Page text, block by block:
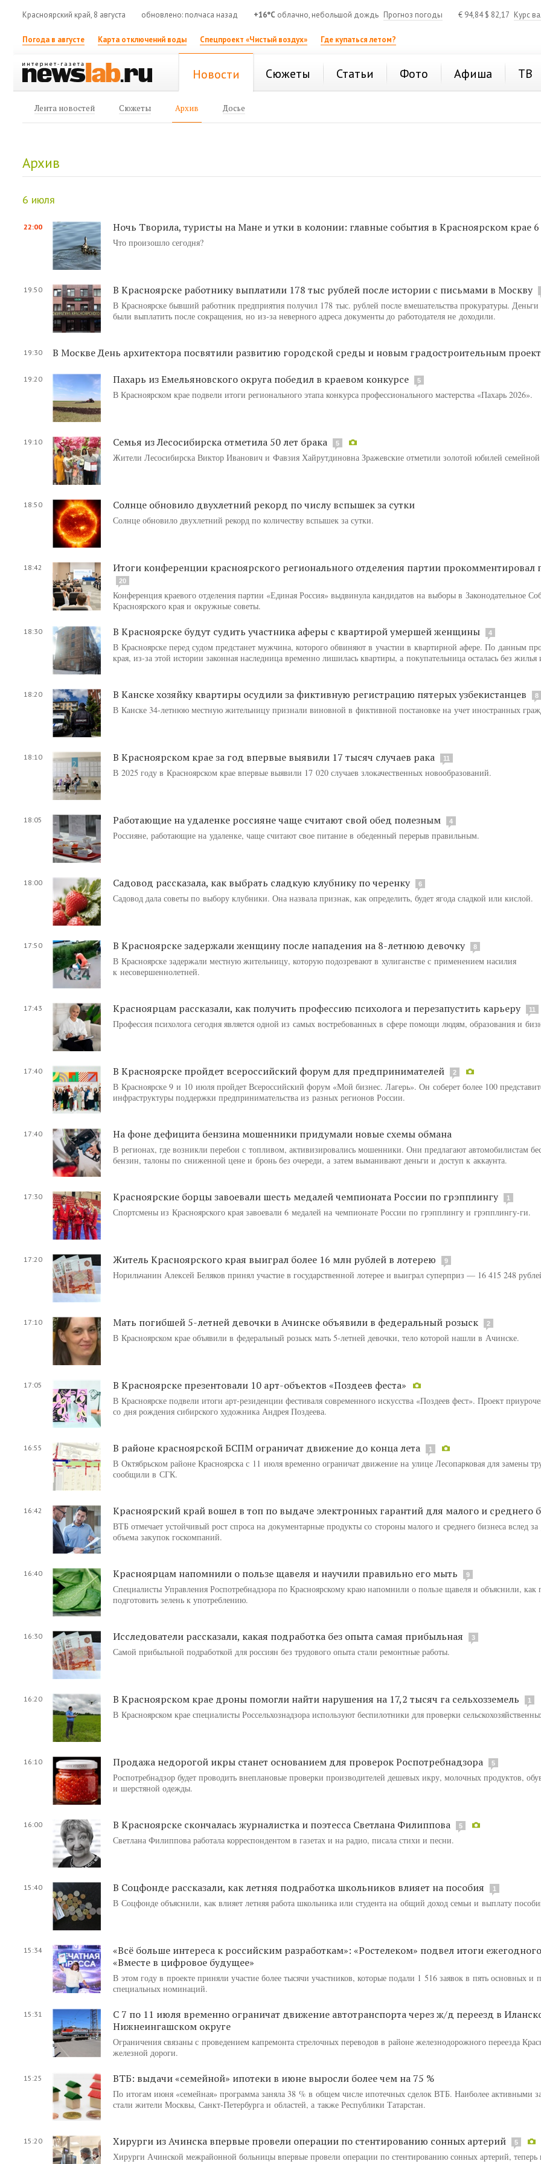
Красноярский край, 8 августа обновлено: полчаса назад +16°C облачно, небольшой дождь Прогноз погоды € 94,84$ 82,17 Курс
Погода в августе Карта отключений воды Спецпроект «Чистый воздух» Где купаться летом?
Новости Сюжеты Статьи Фото Афиша ТВ
Лента новостей Сюжеты Архив Досье
Архив
6 июля
22:00 Ночь Творила, туристы на Мане и утки в колонии: главные события в Красноярском крае
Что произошло сегодня?
19:50 В Красноярске работнику выплатили 178 тыс рублей после истории с письмами в Москву
В Красноярске бывший работник предприятия получил 178 тыс. рублей после вмешательства прокуратуры.
были выплатить после сокращения, но из-за неверного адреса документы до работодателя не доходили.
19:30 В Москве День архитектора посвятили развитию городской среды и новым градостроительным
19:20 Пахарь из Емельяновского округа победил в краевом конкурсе 5
В Красноярском крае подвели итоги регионального этапа конкурса профессионального мастерства «Пахарь 2026».
19:10 Семья из Лесосибирска отметила 50 лет брака 5
Жители Лесосибирска Виктор Иванович и Фавзия Хайрутдиновна Зражевские отметили золотой юбилей
18:50 Солнце обновило двухлетний рекорд по числу вспышек за сутки
Солнце обновило двухлетний рекорд по количеству вспышек за сутки.
18:42 Итоги конференции красноярского регионального отделения партии прокомментировал
20
Конференция краевого отделения партии «Единая Россия» выдвинула кандидатов на выборы в Законодательное
Красноярского края и окружные советы.
18:30 В Красноярске будут судить участника аферы с квартирой умершей женщины 4
В Красноярске перед судом предстанет мужчина, которого обвиняют в участии в квартирной афере. По данным
края, из-за этой истории законная наследница временно лишилась квартиры, а покупательница осталась без жилья
18:20 В Канске хозяйку квартиры осудили за фиктивную регистрацию пятерых узбекистанцев 8
В Канске 34-летнюю местную жительницу признали виновной в фиктивной постановке на учет иностранных
18:10 В Красноярском крае за год впервые выявили 17 тысяч случаев рака 11
В 2025 году в Красноярском крае впервые выявили 17 020 случаев злокачественных новообразований.
18:05 Работающие на удаленке россияне чаще считают свой обед полезным 4
Россияне, работающие на удаленке, чаще считают свое питание в обеденный перерыв правильным.
18:00 Садовод рассказала, как выбрать сладкую клубнику по черенку 6
Садовод дала советы по выбору клубники. Она назвала признак, как определить, будет ягода сладкой или кислой.
17:50 В Красноярске задержали женщину после нападения на 8-летнюю девочку 8
В Красноярске задержали местную жительницу, которую подозревают в хулиганстве с применением насилия
к несовершеннолетней.
17:43 Красноярцам рассказали, как получить профессию психолога и перезапустить карьеру 11
Профессия психолога сегодня является одной из самых востребованных в сфере помощи людям, образования и
17:40 В Красноярске пройдет всероссийский форум для предпринимателей 2
В Красноярске 9 и 10 июля пройдет Всероссийский форум «Мой бизнес. Лагерь». Он соберет более 100
инфраструктуры поддержки предпринимательства из разных регионов России.
17:40 На фоне дефицита бензина мошенники придумали новые схемы обмана
В регионах, где возникли перебои с топливом, активизировались мошенники. Они предлагают автомобилистам
бензин, талоны по сниженной цене и бронь без очереди, а затем выманивают деньги и доступ к аккаунта.
17:30 Красноярские борцы завоевали шесть медалей чемпионата России по грэпплингу 1
Спортсмены из Красноярского края завоевали 6 медалей на чемпионате России по грэпплингу и грэпплингу-ги.
17:20 Житель Красноярского края выиграл более 16 млн рублей в лотерею 9
Норильчанин Алексей Беляков принял участие в государственной лотерее и выиграл суперприз — 16 415 248
17:10 Мать погибшей 5-летней девочки в Ачинске объявили в федеральный розыск 2
В Красноярском крае объявили в федеральный розыск мать 5-летней девочки, тело которой нашли в Ачинске.
17:05 В Красноярске презентовали 10 арт-объектов «Поздеев феста»
В Красноярске подвели итоги арт-резиденции фестиваля современного искусства «Поздеев фест». Проект
со дня рождения сибирского художника Андрея Поздеева.
16:55 В районе красноярской БСПМ ограничат движение до конца лета 1
В Октябрьском районе Красноярска с 11 июля временно ограничат движение на улице Лесопарковая для замены
сообщили в СГК.
16:42 Красноярский край вошел в топ по выдаче электронных гарантий для малого и среднего
ВТБ отмечает устойчивый рост спроса на документарные продукты со стороны малого и среднего бизнеса вслед
объема закупок госкомпаний.
16:40 Красноярцам напомнили о пользе щавеля и научили правильно его мыть 9
Специалисты Управления Роспотребнадзора по Красноярскому краю напомнили о пользе щавеля и объяснили, как
подготовить зелень к употреблению.
16:30 Исследователи рассказали, какая подработка без опыта самая прибыльная 3
Самой прибыльной подработкой для россиян без трудового опыта стали ремонтные работы.
16:20 В Красноярском крае дроны помогли найти нарушения на 17,2 тысяч га сельхозземель 1
В Красноярском крае специалисты Россельхознадзора используют беспилотники для проверки
16:10 Продажа недорогой икры станет основанием для проверок Роспотребнадзора 5
Роспотребнадзор будет проводить внеплановые проверки производителей дешевых икру, молочных продуктов,
и шерстяной одежды.
16:00 В Красноярске скончалась журналистка и поэтесса Светлана Филиппова 5
Светлана Филиппова работала корреспондентом в газетах и на радио, писала стихи и песни.
15:40 В Соцфонде рассказали, как летняя подработка школьников влияет на пособия 1
В Соцфонде объяснили, как влияет летняя работа школьника или студента на общий доход семьи и выплату
15:34
«Всё больше интереса к российским разработкам»: «Ростелеком» подвел итоги
«Вместе в цифровое будущее»
В этом году в проекте приняли участие более тысячи участников, которые подали 1 516 заявок в пять основных и
специальных номинаций.
15:31
С 7 по 11 июля временно ограничат движение автотранспорта через ж/д переезд в
Нижнеингашском округе
Ограничения связаны с проведением капремонта стрелочных переводов в районе железнодорожного переезда
железной дороги.
15:25 ВТБ: выдачи «семейной» ипотеки в июне выросли более чем на 75 %
По итогам июня «семейная» программа заняла 38 % в общем числе ипотечных сделок ВТБ. Наиболее активными
стали жители Москвы, Санкт-Петербурга и областей, а также Республики Татарстан.
15:20 Хирурги из Ачинска впервые провели операции по стентированию сонных артерий 5
Хирурги Ачинской межрайонной больницы впервые провели операции по стентированию сонных артерий, теперь